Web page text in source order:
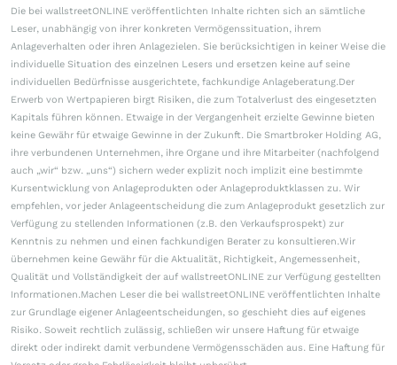
Die bei wallstreetONLINE veröffentlichten Inhalte richten sich an sämtliche
Leser, unabhängig von ihrer konkreten Vermögenssituation, ihrem
Anlageverhalten oder ihren Anlagezielen. Sie berücksichtigen in keiner Weise die
individuelle Situation des einzelnen Lesers und ersetzen keine auf seine
individuellen Bedürfnisse ausgerichtete, fachkundige Anlageberatung.Der
Erwerb von Wertpapieren birgt Risiken, die zum Totalverlust des eingesetzten
Kapitals führen können. Etwaige in der Vergangenheit erzielte Gewinne bieten
keine Gewähr für etwaige Gewinne in der Zukunft. Die Smartbroker Holding AG,
ihre verbundenen Unternehmen, ihre Organe und ihre Mitarbeiter (nachfolgend
auch „wir“ bzw. „uns“) sichern weder explizit noch implizit eine bestimmte
Kursentwicklung von Anlageprodukten oder Anlageproduktklassen zu. Wir
empfehlen, vor jeder Anlageentscheidung die zum Anlageprodukt gesetzlich zur
Verfügung zu stellenden Informationen (z.B. den Verkaufsprospekt) zur
Kenntnis zu nehmen und einen fachkundigen Berater zu konsultieren.Wir
übernehmen keine Gewähr für die Aktualität, Richtigkeit, Angemessenheit,
Qualität und Vollständigkeit der auf wallstreetONLINE zur Verfügung gestellten
Informationen.Machen Leser die bei wallstreetONLINE veröffentlichten Inhalte
zur Grundlage eigener Anlageentscheidungen, so geschieht dies auf eigenes
Risiko. Soweit rechtlich zulässig, schließen wir unsere Haftung für etwaige
direkt oder indirekt damit verbundene Vermögensschäden aus. Eine Haftung für